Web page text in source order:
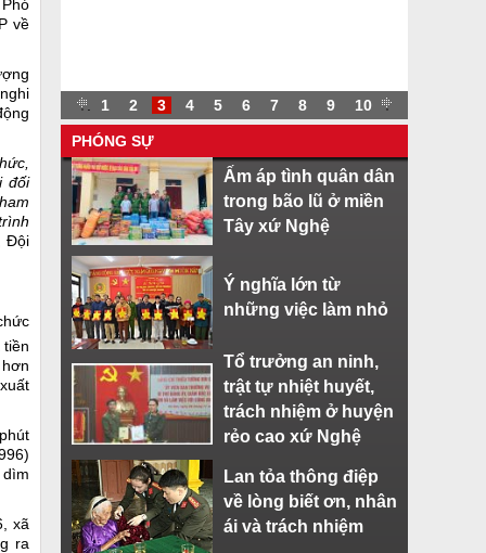
về
đối
Đội
tiền
xã
ra
. 1 2 3 4 5 6 7 8 9 10 .
PHÓNG SỰ
Ấm áp tình quân dân
trong bão lũ ở miền
Tây xứ Nghệ
Ý nghĩa lớn từ
những việc làm nhỏ
Tổ trưởng an ninh,
trật tự nhiệt huyết,
trách nhiệm ở huyện
rẻo cao xứ Nghệ
Lan tỏa thông điệp
về lòng biết ơn, nhân
ái và trách nhiệm